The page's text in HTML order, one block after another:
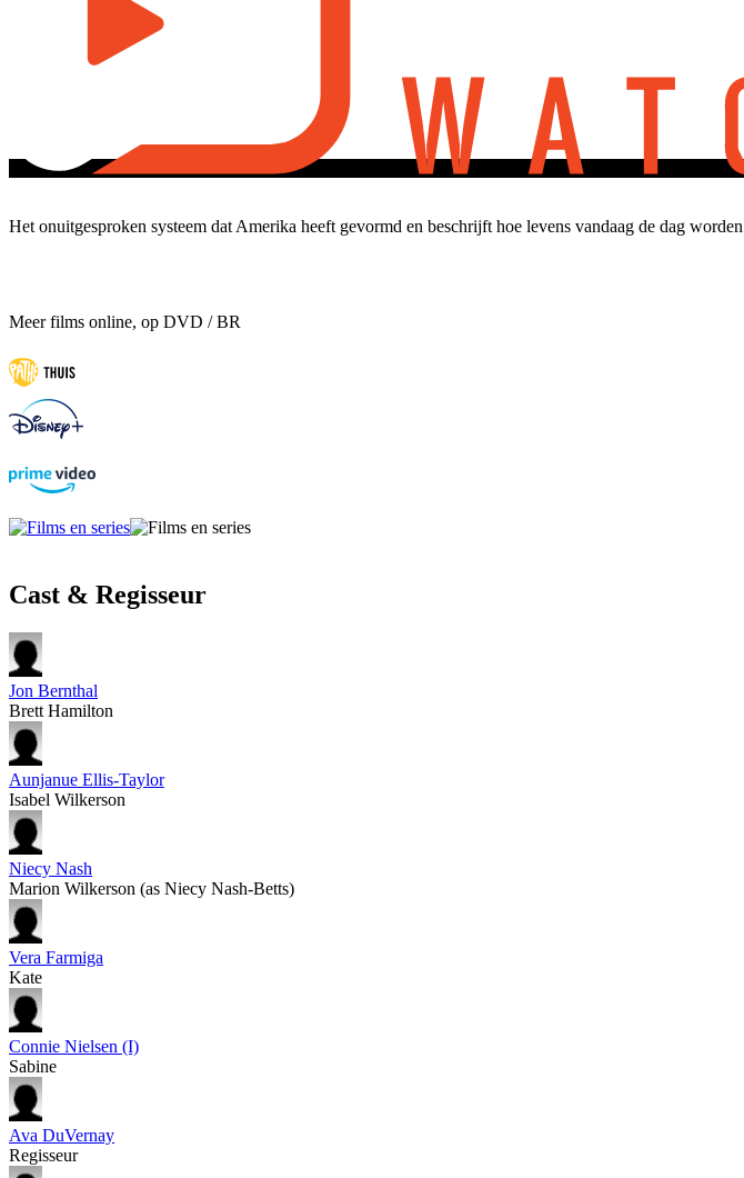
Het onuitgesproken systeem dat Amerika heeft gevormd en beschrijft hoe levens vandaag de dag
Meer films online, op DVD / BR
Cast & Regisseur
Jon Bernthal
Brett Hamilton
Aunjanue Ellis-Taylor
Isabel Wilkerson
Niecy Nash
Marion Wilkerson (as Niecy Nash-Betts)
Vera Farmiga
Kate
Connie Nielsen (I)
Sabine
Ava DuVernay
Regisseur